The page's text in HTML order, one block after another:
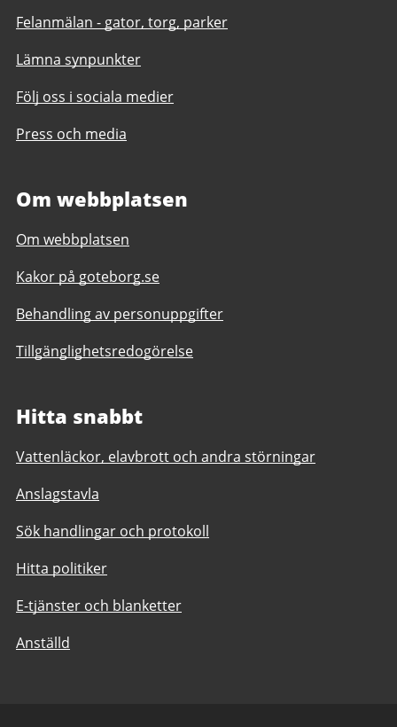
Felanmälan - gator, torg, parker
Lämna synpunkter
Följ oss i sociala medier
Press och media
Om webbplatsen
Om webbplatsen
Kakor på goteborg.se
Behandling av personuppgifter
Tillgänglighetsredogörelse
Hitta snabbt
Vattenläckor, elavbrott och andra störningar
Anslagstavla
Sök handlingar och protokoll
Hitta politiker
E-tjänster och blanketter
Anställd